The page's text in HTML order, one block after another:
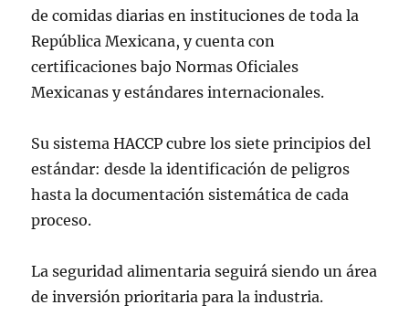
de comidas diarias en instituciones de toda la
República Mexicana, y cuenta con
certificaciones bajo Normas Oficiales
Mexicanas y estándares internacionales.
Su sistema HACCP cubre los siete principios del
estándar: desde la identificación de peligros
hasta la documentación sistemática de cada
proceso.
La seguridad alimentaria seguirá siendo un área
de inversión prioritaria para la industria.